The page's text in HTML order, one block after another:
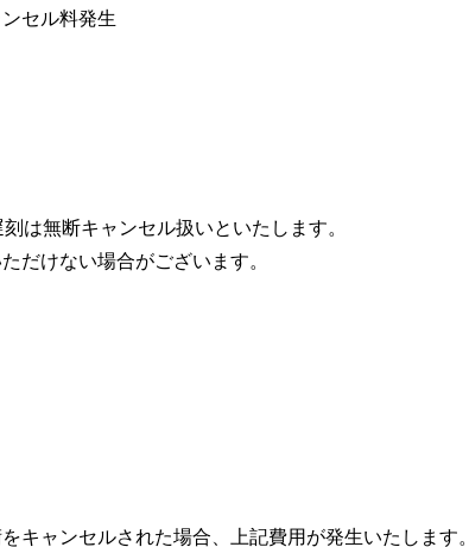
セル料発⽣
は無断キャンセル扱いといたします。
だけない場合がございます。
キャンセルされた場合、上記費⽤が発⽣いたします。